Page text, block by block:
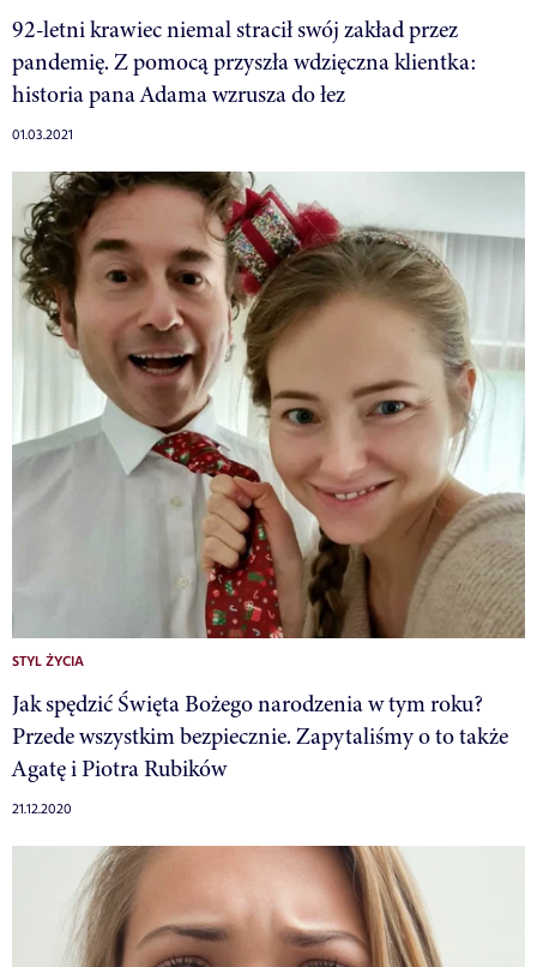
92-letni krawiec niemal stracił swój zakład przez
pandemię. Z pomocą przyszła wdzięczna klientka:
historia pana Adama wzrusza do łez
01.03.2021
STYL ŻYCIA
Jak spędzić Święta Bożego narodzenia w tym roku?
Przede wszystkim bezpiecznie. Zapytaliśmy o to także
Agatę i Piotra Rubików
21.12.2020